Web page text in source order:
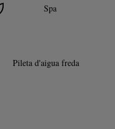
Spa
Pileta d'aigua freda